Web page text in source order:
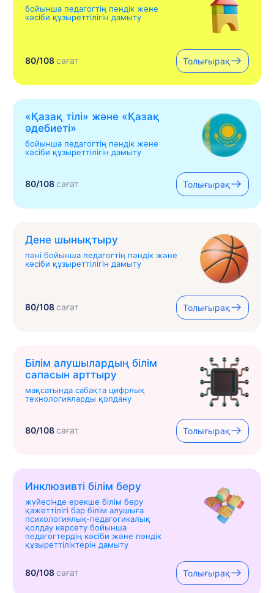
бойынша педагогтің пәндік және
кәсіби құзыреттілігін дамыту
80/108сағат Толығырақ
«Қазақ тілі» жəне «Қазақ
əдебиеті»
бойынша педагогтің пәндік және
кәсіби құзыреттілігін дамыту
80/108сағат Толығырақ
Дене шынықтыру
пәні бойынша педагогтің пәндік және
кәсіби құзыреттілігін дамыту
80/108сағат Толығырақ
Білім алушылардың білім
сапасын арттыру
мақсатында сабақта цифрлық
технологияларды қолдану
80/108сағат Толығырақ
Инклюзивті білім беру
жүйесінде ерекше білім беру
қажеттілігі бар білім алушыға
психологиялық-педагогикалық
қолдау көрсету бойынша
педагогтердің кәсіби және пәндік
құзыреттіліктерін дамыту
80/108сағат Толығырақ